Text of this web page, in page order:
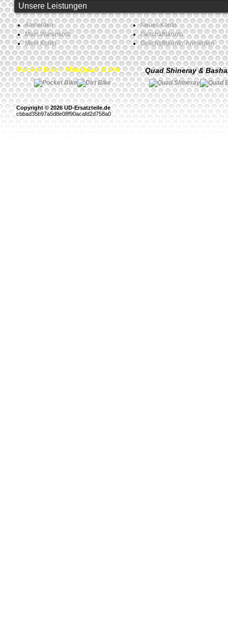
Unsere Leistungen
Anmelden
Mein Warenkorb
Mein Konto
Neues Konto
Geschäftskonto
Geschäftskonto: Anmelden
Pocket Bike - MiniQuad & Dirt Quad Shineray &
Copyright © 2026 UD-Ersatzteile.de
cbbad35b97a5d8e08f90acafd2d758a0